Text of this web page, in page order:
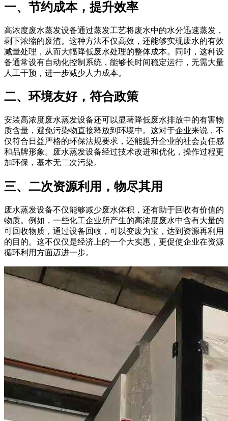
一、节约成本，提升效率
高浓度废水蒸发设备通过蒸发工艺将废水中的水分迅速蒸发，
剩下浓缩的废渣。这种方法不仅高效，还能够实现废水的有效
减量处理，从而大幅降低废水处理的整体成本。同时，这种设
备通常设有自动化控制系统，能够长时间稳定运行，无需大量
人工干预，进一步减少人力成本。
二、环境友好，符合政策
安装高浓度废水蒸发设备还可以显著降低废水排放中的有害物
质含量，避免污染物直接释放到环境中。这对于企业来说，不
仅符合日益严格的环保法规要求，还能提升企业的社会责任感
和品牌形象。废水蒸发设备经过技术改进和优化，操作过程更
加环保，基本无二次污染。
三、二次资源利用，物尽其用
废水蒸发设备不仅能够减少废水体积，还有助于回收有价值的
物质。例如，一些化工企业所产生的高浓度废水中含有大量的
可回收物质，通过设备回收，可以变废为宝，达到资源再利用
的目的。这不仅仅是经济上的一个大实惠，更促使企业在资源
循环利用方面迈进一步。